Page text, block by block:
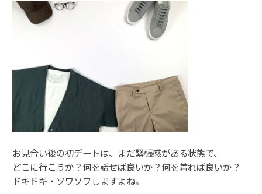
お見合い後の初デートは、まだ緊張感がある状態で、
どこに行こうか？何を話せば良いか？何を着れば良いか？
ドキドキ・ソワソワしますよね。